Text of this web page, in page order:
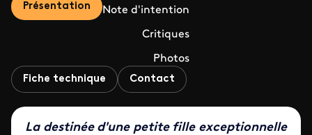
Présentation Note d'intention
Critiques
Photos
Fiche technique Contact
La destinée d'une petite fille exceptionnelle